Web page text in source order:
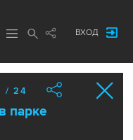
ВХОД
парке
/ 24